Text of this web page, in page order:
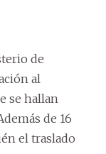
de
al
se hallan
de 16
el traslado